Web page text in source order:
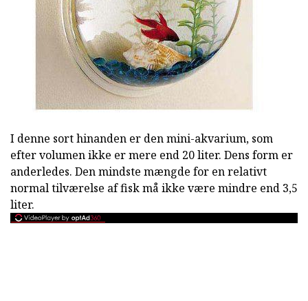
I denne sort hinanden er den mini-akvarium, som
efter volumen ikke er mere end 20 liter. Dens form er
anderledes. Den mindste mængde for en relativt
normal tilværelse af fisk må ikke være mindre end 3,5
liter.